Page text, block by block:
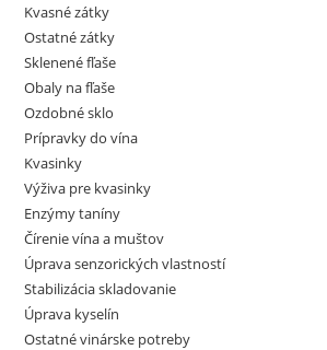
Kvasné zátky
Ostatné zátky
Sklenené fľaše
Obaly na fľaše
Ozdobné sklo
Prípravky do vína
Kvasinky
Výživa pre kvasinky
Enzýmy taníny
Čírenie vína a muštov
Úprava senzorických vlastností
Stabilizácia skladovanie
Úprava kyselín
Ostatné vinárske potreby